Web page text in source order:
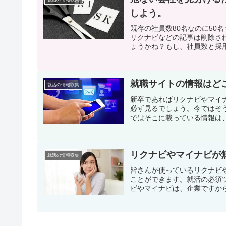
しよう。
既存の社員数80名なのに50
リクナビなどの記事は削除
ょうかね？もし、社員数と
就活の情報収集 就職サイトの情報はど
新卒であればリクナビやマイ
必ず見るでしょう。今ではそ
ではそこに載っている情報は
就活の情報収集 リクナビやマイナビ
皆さんが使っているリクナビ
ことができます。就活の必
ビやマイナビは、企業です